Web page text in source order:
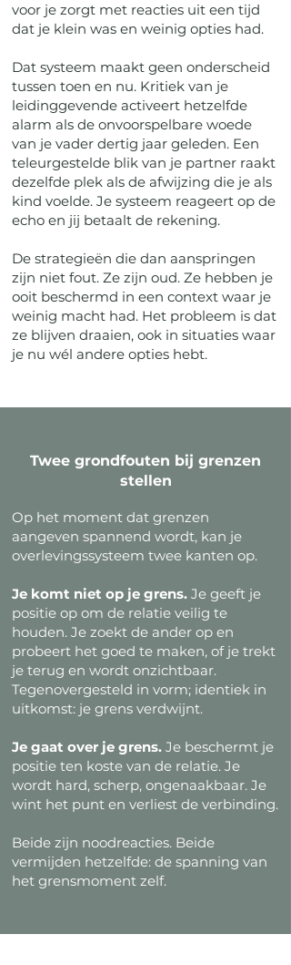
voor je zorgt met reacties uit een tijd
dat je klein was en weinig opties had.
Dat systeem maakt geen onderscheid
tussen toen en nu. Kritiek van je
leidinggevende activeert hetzelfde
alarm als de onvoorspelbare woede
van je vader dertig jaar geleden. Een
teleurgestelde blik van je partner raakt
dezelfde plek als de afwijzing die je als
kind voelde. Je systeem reageert op de
echo en jij betaalt de rekening.
De strategieën die dan aanspringen
zijn niet fout. Ze zijn oud. Ze hebben je
ooit beschermd in een context waar je
weinig macht had. Het probleem is dat
ze blijven draaien, ook in situaties waar
je nu wél andere opties hebt.
Twee grondfouten bij grenzen
stellen
Op het moment dat grenzen
aangeven spannend wordt, kan je
overlevingssysteem twee kanten op.
Je komt niet op je grens. Je geeft je
positie op om de relatie veilig te
houden. Je zoekt de ander op en
probeert het goed te maken, of je trekt
je terug en wordt onzichtbaar.
Tegenovergesteld in vorm; identiek in
uitkomst: je grens verdwijnt.
Je gaat over je grens. Je beschermt je
positie ten koste van de relatie. Je
wordt hard, scherp, ongenaakbaar. Je
wint het punt en verliest de verbinding.
Beide zijn noodreacties. Beide
vermijden hetzelfde: de spanning van
het grensmoment zelf.